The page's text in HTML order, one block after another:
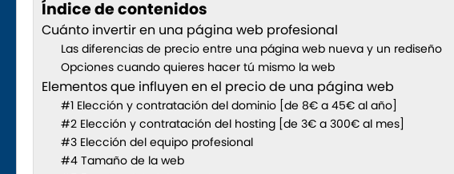
Índice de contenidos
Cuánto invertir en una página web profesional
Las diferencias de precio entre una página web nueva y un rediseño
Opciones cuando quieres hacer tú mismo la web
Elementos que influyen en el precio de una página web
#1 Elección y contratación del dominio [de 8€ a 45€ al año]
#2 Elección y contratación del hosting [de 3€ a 300€ al mes]
#3 Elección del equipo profesional
#4 Tamaño de la web